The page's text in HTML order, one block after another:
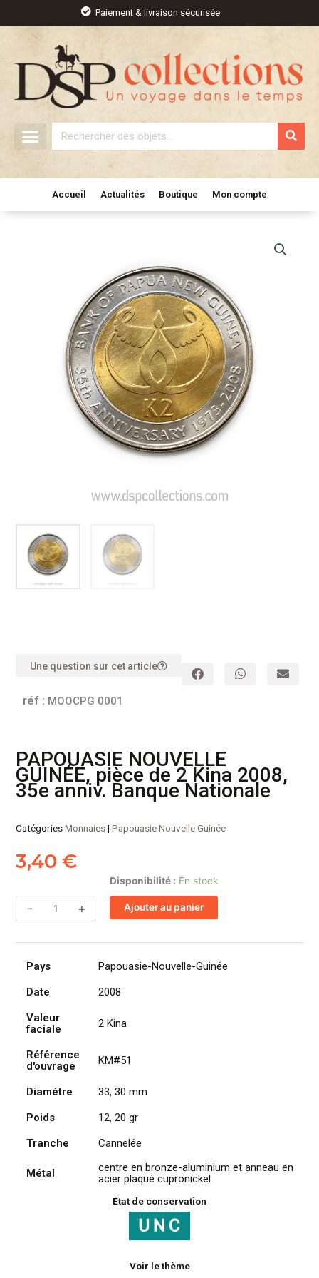
contenu
Paiement & livraison sécurisée
Rechercher
Accueil Actualités Boutique Mon compte
Une question sur cet article
réf : MOOCPG 0001
PAPOUASIE NOUVELLE
GUINÉE, pièce de 2 Kina 2008,
35e anniv. Banque Nationale
CatégoriesMonnaies|Papouasie Nouvelle Guinée
3,40€
Disponibilité : En stock
-
de
PAPOUASIE
GUINÉE,
2008,
anniv.
Banque
+ Ajouter au panier
Pays
Papouasie-Nouvelle-Guinée
Date
2008
Valeur
faciale
2 Kina
Référence
d'ouvrage
KM#51
Diamétre
33, 30 mm
Poids
12, 20 gr
Tranche
Cannelée
Métal
centre en bronze-aluminium et anneau en
acier plaqué cupronickel
État de conservation
Voir le thème